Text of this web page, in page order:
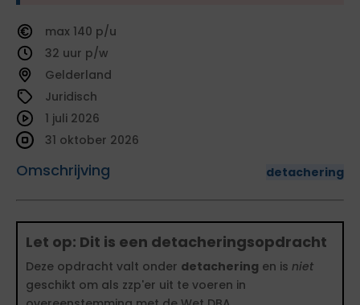
140
32
Gelderland
Juridisch
Omschrijving detachering
1 juli 2026
31 oktober 2026
Let op: Dit is een detacheringsopdracht
Deze opdracht valt onder detachering en is niet
geschikt om als zzp'er uit te voeren in